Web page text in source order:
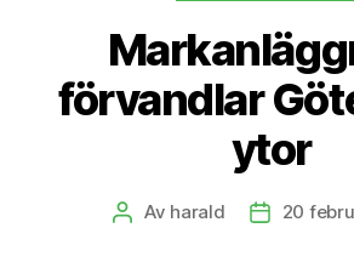
förvandlar
ytor
Inläggsförfattare
Av harald 20